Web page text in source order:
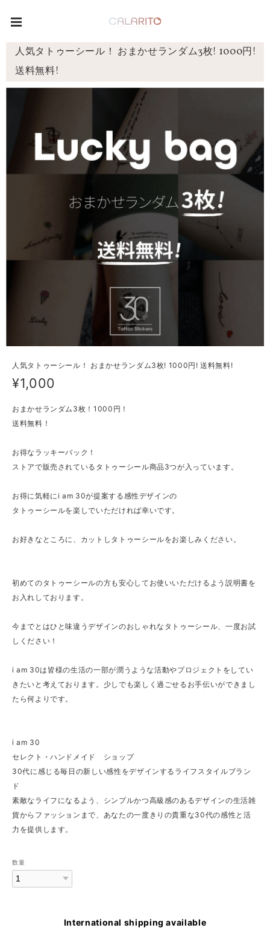
人気タトゥーシール！ おまかせランダム3枚! 1000円!
送料無料!
人気タトゥーシール！ おまかせランダム3枚! 1000円! 送料無料!
¥1,000
おまかせランダム3枚！1000円！
送料無料！
お得なラッキーバック！
ストアで販売されているタトゥーシール商品3つが入っています。
お得に気軽にi am 30が提案する感性デザインの
タトゥーシールを楽しでいただければ幸いです。
お好きなところに、カットしタトゥーシールをお楽しみください。
初めてのタトゥーシールの方も安心してお使いいただけるよう説明書を
お入れしております。
今までとはひと味違うデザインのおしゃれなタトゥーシール、一度お試
しください！
i am 30は皆様の生活の一部が潤うような活動やプロジェクトをしてい
きたいと考えております。少しでも楽しく過ごせるお手伝いができまし
たら何よりです。
i am 30
セレクト・ハンドメイド ショップ
30代に感じる毎日の新しい感性をデザインするライフスタイルブラン
ド
素敵なライフになるよう、シンプルかつ高級感のあるデザインの生活雑
貨からファッションまで、あなたの一度きりの貴重な30代の感性と活
力を提供します。
数量
International shipping available